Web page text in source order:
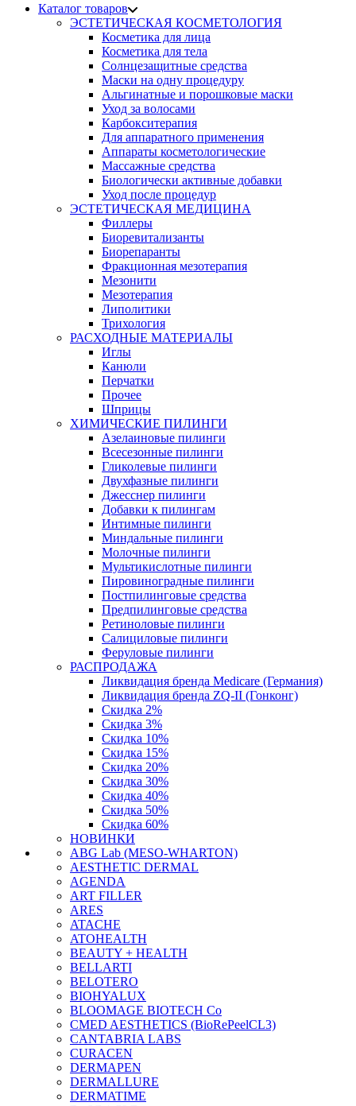
Каталог товаров
ЭСТЕТИЧЕСКАЯ КОСМЕТОЛОГИЯ
Косметика для лица
Косметика для тела
Солнцезащитные средства
Маски на одну процедуру
Альгинатные и порошковые маски
Уход за волосами
Карбокситерапия
Для аппаратного применения
Аппараты косметологические
Массажные средства
Биологически активные добавки
Уход после процедур
ЭСТЕТИЧЕСКАЯ МЕДИЦИНА
Филлеры
Биоревитализанты
Биорепаранты
Фракционная мезотерапия
Мезонити
Мезотерапия
Липолитики
Трихология
РАСХОДНЫЕ МАТЕРИАЛЫ
Иглы
Канюли
Перчатки
Прочее
Шприцы
ХИМИЧЕСКИЕ ПИЛИНГИ
Азелаиновые пилинги
Всесезонные пилинги
Гликолевые пилинги
Двухфазные пилинги
Джесснер пилинги
Добавки к пилингам
Интимные пилинги
Миндальные пилинги
Молочные пилинги
Мультикислотные пилинги
Пировиноградные пилинги
Постпилинговые средства
Предпилинговые средства
Ретиноловые пилинги
Салициловые пилинги
Феруловые пилинги
РАСПРОДАЖА
Ликвидация бренда Medicare (Германия)
Ликвидация бренда ZQ-II (Гонконг)
Скидка 2%
Скидка 3%
Скидка 10%
Скидка 15%
Скидка 20%
Скидка 30%
Скидка 40%
Скидка 50%
Скидка 60%
НОВИНКИ
ABG Lab (MESO-WHARTON)
AESTHETIC DERMAL
AGENDA
ART FILLER
ARES
ATACHE
ATOHEALTH
BEAUTY + HEALTH
BELLARTI
BELOTERO
BIOHYALUX
BLOOMAGE BIOTECH Co
CMED AESTHETICS (BioRePeelCL3)
CANTABRIA LABS
CURACEN
DERMAPEN
DERMALLURE
DERMATIME